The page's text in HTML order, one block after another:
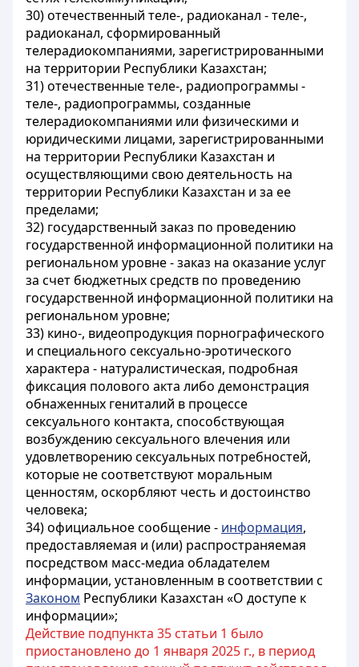
30) отечественный теле-, радиоканал - теле-,
радиоканал, сформированный
телерадиокомпаниями, зарегистрированными
на территории Республики Казахстан;
31) отечественные теле-, радиопрограммы -
теле-, радиопрограммы, созданные
телерадиокомпаниями или физическими и
юридическими лицами, зарегистрированными
на территории Республики Казахстан и
осуществляющими свою деятельность на
территории Республики Казахстан и за ее
пределами;
32) государственный заказ по проведению
государственной информационной политики на
региональном уровне - заказ на оказание услуг
за счет бюджетных средств по проведению
государственной информационной политики на
региональном уровне;
33) кино-, видеопродукция порнографического
и специального сексуально-эротического
характера - натуралистическая, подробная
фиксация полового акта либо демонстрация
обнаженных гениталий в процессе
сексуального контакта, способствующая
возбуждению сексуального влечения или
удовлетворению сексуальных потребностей,
которые не соответствуют моральным
ценностям, оскорбляют честь и достоинство
человека;
34) официальное сообщение - информация,
предоставляемая и (или) распространяемая
посредством масс-медиа обладателем
информации, установленным в соответствии с
Законом Республики Казахстан «О доступе к
информации»;
Действие подпункта 35 статьи 1 было
приостановлено до 1 января 2025 г., в период